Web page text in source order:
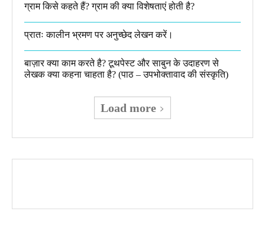
ग्राम किसे कहते हैं? ग्राम की क्या विशेषताएं होती है?​
प्रातः कालीन भ्रमण पर अनुच्छेद लेखन करें।
बाज़ार क्या काम करते है? टूथपेस्ट और साबुन के उदाहरण से
लेखक क्या कहना चाहता है? (पाठ – उपभोक्तावाद की संस्कृति)
Load more